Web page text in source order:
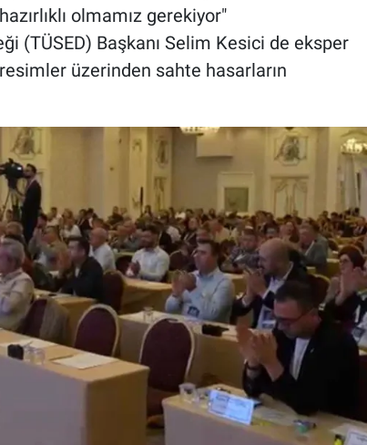
olmamız gerekiyor"
(TÜSED) Başkanı Selim Kesici de eksper
üzerinden sahte hasarların